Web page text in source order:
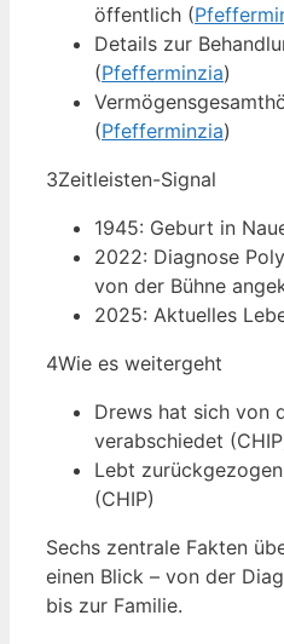
öffentlich (
Details zur
(Pfefferminzia)
(Pfefferminzia)
3Zeitleisten-Signal
1945: Geburt in
2022: Diagnose
von der Bühne
2025: Aktuelles
4Wie es weitergeht
Drews hat sich von
verabschiedet
Lebt
(CHIP)
Sechs zentrale Fakten
einen Blick – von der
bis zur Familie.